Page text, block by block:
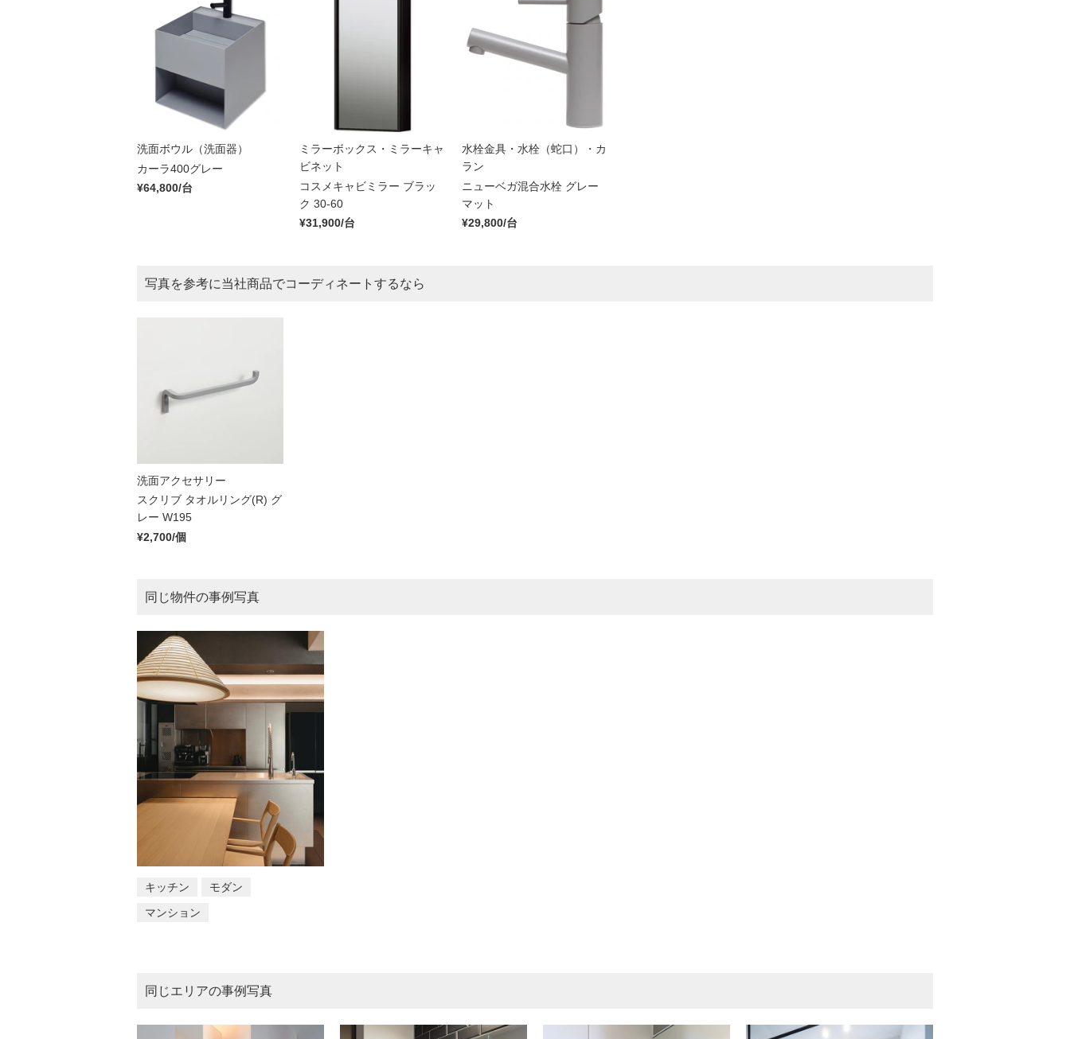
洗面ボウル（洗面器）
カーラ400グレー
¥64,800/台
ミラーボックス・ミラーキャ
ビネット
コスメキャビミラー ブラッ
ク 30-60
¥31,900/台
水栓金具・水栓（蛇口）・カ
ラン
ニューベガ混合水栓 グレー
マット
¥29,800/台
写真を参考に当社商品でコーディネートするなら
洗面アクセサリー
スクリブ タオルリング(R) グ
レー W195
¥2,700/個
同じ物件の事例写真
キッチン
モダン
マンション
同じエリアの事例写真